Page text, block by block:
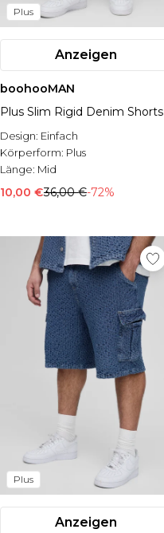
Plus
Anzeigen
boohooMAN
Plus Slim Rigid Denim Shorts
Design: Einfach
Körperform: Plus
Länge: Mid
10,00 €36,00 €-72%
Plus
Anzeigen